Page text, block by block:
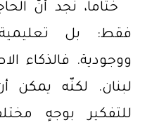
ختاماً، نجد أنّ
فقط: بل تعليمية،
ووجودية. فالذكاء
لبنان. لكنّه يمكن
للتفكير بوجهٍ